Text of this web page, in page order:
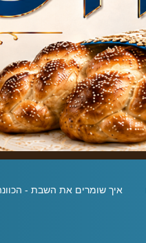
איך שומרים את השבת -